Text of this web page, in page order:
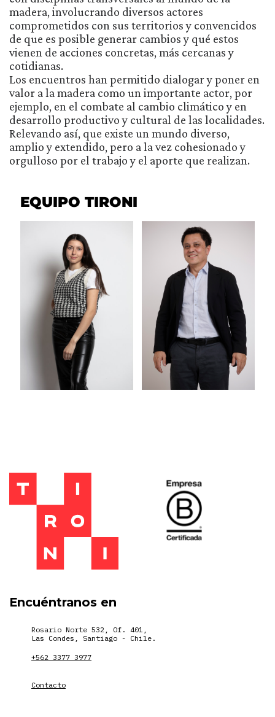
madera, involucrando diversos actores
comprometidos con sus territorios y convencidos
de que es posible generar cambios y qué estos
vienen de acciones concretas, más cercanas y
cotidianas.
Los encuentros han permitido dialogar y poner en
valor a la madera como un importante actor, por
ejemplo, en el combate al cambio climático y en
desarrollo productivo y cultural de las localidades.
Relevando así, que existe un mundo diverso,
amplio y extendido, pero a la vez cohesionado y
orgulloso por el trabajo y el aporte que realizan.
EQUIPO TIRONI
Encuéntranos en
Rosario Norte 532, Of. 401,
Las Condes, Santiago - Chile.
+562 3377 3977
Contacto